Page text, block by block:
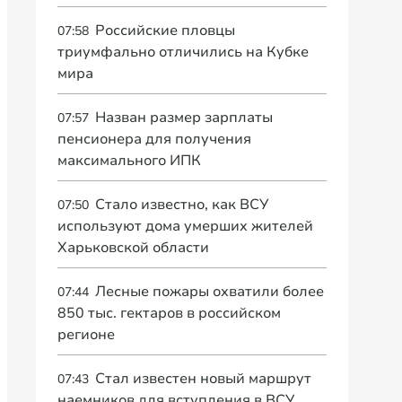
07:58 Российские пловцы
триумфально отличились на Кубке
мира
07:57 Назван размер зарплаты
пенсионера для получения
максимального ИПК
07:50 Стало известно, как ВСУ
используют дома умерших жителей
Харьковской области
07:44 Лесные пожары охватили более
850 тыс. гектаров в российском
регионе
07:43 Стал известен новый маршрут